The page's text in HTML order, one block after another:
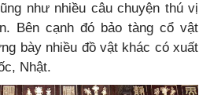
như nhiều câu chuyện thú vị
Bên cạnh đó bảo tàng cổ vật
bày nhiều đồ vật khác có xuất
Nhật.